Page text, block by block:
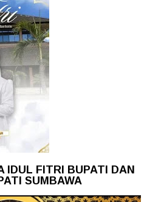
IDUL FITRI BUPATI DAN
SUMBAWA